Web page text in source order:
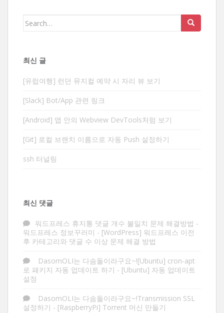
Search
최신 글
[유럽여행] 런던 뮤지컬 예약 시 자리 뷰 보기
[Slack] Bot/App 관련 링크
[Android] 앱 안의 Webview DevTools처럼 보기
[Git] 로컬 브랜치 이름으로 자동 Push 설정하기
ssh 터널링
최신 댓글
워드프레스 휴지통 댓글 개수 불일치 문제 해결방법 -
워드프레스 정보꾸러미 - [WordPress] 워드프레스 이전
후 카테고리와 댓글 수 이상 문제 해결 방법
DasomOLI는 다솜돌이라구요~![Ubuntu] cron-apt
로 패키지 자동 업데이트 하기 - [Ubuntu] 자동 업데이트
설정
DasomOLI는 다솜돌이라구요~!Transmission SSL
설정하기 - [RaspberryPi] Torrent 머신 만들기